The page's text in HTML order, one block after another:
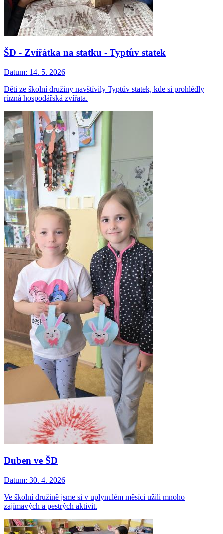
ŠD - Zvířátka na statku - Typtův statek
Datum: 14. 5. 2026
Děti ze školní družiny navštívily Typtův statek, kde si prohlédly
různá hospodářská zvířata.
Duben ve ŠD
Datum: 30. 4. 2026
Ve školní družině jsme si v uplynulém měsíci užili mnoho
zajímavých a pestrých aktivit.